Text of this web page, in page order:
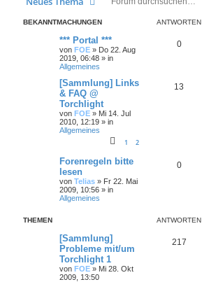
BEKANNTMACHUNGEN ANTWORTEN
*** Portal ***
von FOE » Do 22. Aug
2019, 06:48 » in
Allgemeines
0
[Sammlung] Links
& FAQ @
Torchlight
von FOE » Mi 14. Jul
2010, 12:19 » in
Allgemeines
1 2
13
Forenregeln bitte
lesen
von Telias » Fr 22. Mai
2009, 10:56 » in
Allgemeines
0
THEMEN ANTWORTEN
[Sammlung]
Probleme mit/um
Torchlight 1
von FOE » Mi 28. Okt
2009, 13:50
217